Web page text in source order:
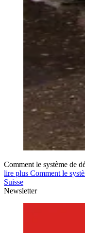
Comment le système de
lire plus Comment le
Suisse
Newsletter